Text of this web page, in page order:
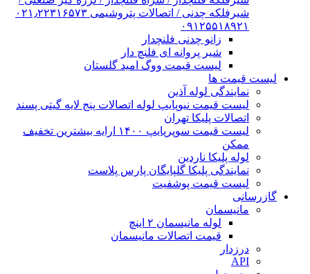
شیرفلکه چدنی / اتصالات پتروشیمی ۰۲۱٫۲۲۳۱۶۵۷۳
۰۹۱۲۵۵۱۸۹۲۱
زانو چدنی فلنچدار
شیر پروانه ای فلنچ دار
لیست قیمت ووگ امید گلستان
لیست قیمت ها
نمایندگی لوله آذین
لیست قیمت نیوپایپ لوله اتصالات پنج لایه گیتی پسند
اتصالات پلیکا تهران
لیست قیمت سوپرپایپ ۱۴۰۰ ارایه بیشترین تخفیف
ممکن
لوله پلیکا ناردین
نمایندگی پلیکا گلپایگان پارس پلاست
لیست قیمت پوشفیت
گازرسانی
مانیسمان
لوله مانیسمان ۲ اینچ
قیمت اتصالات مانیسمان
درزدار
API